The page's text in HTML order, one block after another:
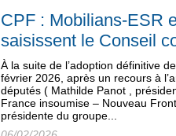
CPF : Mobilians-ESR
saisissent le Conseil
À la suite de l’adoption définitive
février 2026, après un recours à
députés ( Mathilde Panot ,
France insoumise – Nouveau
présidente du groupe...